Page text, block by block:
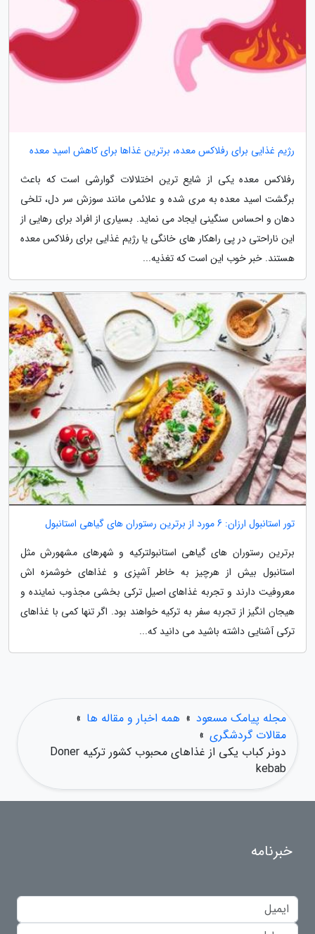
رژیم غذایی برای رفلاکس معده، برترین غذاها برای کاهش اسید معده
رفلاکس معده یکی از شایع ترین اختلالات گوارشی است که باعث
برگشت اسید معده به مری شده و علائمی مانند سوزش سر دل، تلخی
دهان و احساس سنگینی ایجاد می نماید. بسیاری از افراد برای رهایی از
این ناراحتی در پی راهکار های خانگی یا رژیم غذایی برای رفلاکس معده
هستند. خبر خوب این است که تغذیه...
تور استانبول ارزان: 6 مورد از برترین رستوران های گیاهی استانبول
برترین رستوران های گیاهی استانبولترکیه و شهرهای مشهورش مثل
استانبول بیش از هرچیز به خاطر آشپزی و غذاهای خوشمزه اش
معروفیت دارند و تجربه غذاهای اصیل ترکی بخشی مجذوب نماینده و
هیجان انگیز از تجربه سفر به ترکیه خواهند بود. اگر تنها کمی با غذاهای
ترکی آشنایی داشته باشید می دانید که...
مجله پیامک مسعود » همه اخبار و مقاله ها »
مقالات گردشگری »
دونر کباب یکی از غذاهای محبوب کشور ترکیه Doner
kebab
خبرنامه